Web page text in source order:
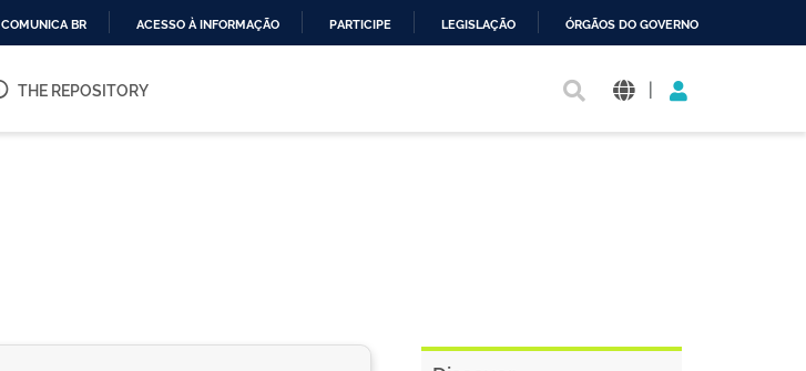
O
COMUNICA BR ACESSO À INFORMAÇÃO PARTICIPE LEGISLAÇÃO ÓRGÃOS DO GOVERNO
THE REPOSITORY |